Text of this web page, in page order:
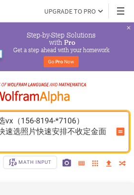
UPGRADE TO PRO
Step-by-Step Solutions
with Pro
Get a step ahead with your homework
Go Pro Now
（156-8194-*7106）
速选照片快速安排不收定金面
MATH INPUT